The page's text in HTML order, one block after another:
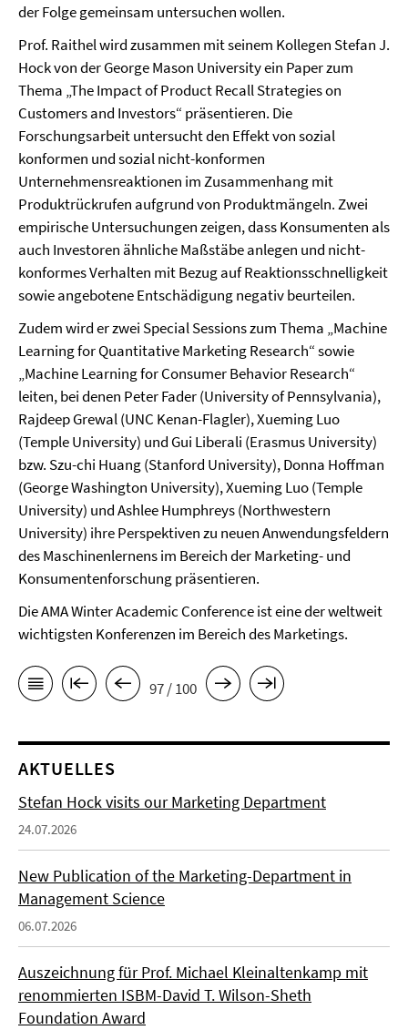
der Folge gemeinsam untersuchen wollen.
Prof. Raithel wird zusammen mit seinem Kollegen Stefan J.
Hock von der George Mason University ein Paper zum
Thema „The Impact of Product Recall Strategies on
Customers and Investors“ präsentieren. Die
Forschungsarbeit untersucht den Effekt von sozial
konformen und sozial nicht-konformen
Unternehmensreaktionen im Zusammenhang mit
Produktrückrufen aufgrund von Produktmängeln. Zwei
empirische Untersuchungen zeigen, dass Konsumenten als
auch Investoren ähnliche Maßstäbe anlegen und nicht-
konformes Verhalten mit Bezug auf Reaktionsschnelligkeit
sowie angebotene Entschädigung negativ beurteilen.
Zudem wird er zwei Special Sessions zum Thema „Machine
Learning for Quantitative Marketing Research“ sowie
„Machine Learning for Consumer Behavior Research“
leiten, bei denen Peter Fader (University of Pennsylvania),
Rajdeep Grewal (UNC Kenan-Flagler), Xueming Luo
(Temple University) und Gui Liberali (Erasmus University)
bzw. Szu-chi Huang (Stanford University), Donna Hoffman
(George Washington University), Xueming Luo (Temple
University) und Ashlee Humphreys (Northwestern
University) ihre Perspektiven zu neuen Anwendungsfeldern
des Maschinenlernens im Bereich der Marketing- und
Konsumentenforschung präsentieren.
Die AMA Winter Academic Conference ist eine der weltweit
wichtigsten Konferenzen im Bereich des Marketings.
97 / 100
AKTUELLES
Stefan Hock visits our Marketing Department
24.07.2026
New Publication of the Marketing-Department in
Management Science
06.07.2026
Auszeichnung für Prof. Michael Kleinaltenkamp mit
renommierten ISBM-David T. Wilson-Sheth
Foundation Award